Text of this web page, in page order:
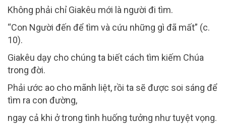
Không phải chỉ Giakêu mới là người đi tìm.
“Con Người đến để tìm và cứu những gì đã mất” (c.
10).
Giakêu dạy cho chúng ta biết cách tìm kiếm Chúa
trong đời.
Phải ước ao cho mãnh liệt, rồi ta sẽ được soi sáng để
tìm ra con đường,
ngay cả khi ở trong tình huống tưởng như tuyệt vọng.